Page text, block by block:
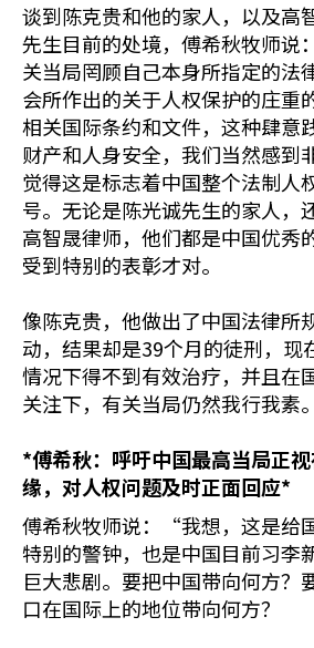
谈到陈克贵和他的家人，以及高
先生目前的处境，傅希秋牧师
关当局罔顾自己本身所指定的法
会所作出的关于人权保护的庄重
相关国际条约和文件，这种肆意
财产和人身安全，我们当然感到
觉得这是标志着中国整个法制人
号。无论是陈光诚先生的家人，
高智晟律师，他们都是中国优秀
受到特别的表彰才对。
像陈克贵，他做出了中国法律所
动，结果却是39个月的徒刑，现
情况下得不到有效治疗，并且在
关注下，有关当局仍然我行我素
*傅希秋：呼吁中国最高当局正
缘，对人权问题及时正面回应*
傅希秋牧师说：“我想，这是给
特别的警钟，也是中国目前习李
巨大悲剧。要把中国带向何方？
口在国际上的地位带向何方？